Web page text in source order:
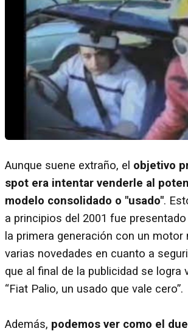
Aunque suene extraño, el objetivo
spot era intentar venderle al
modelo consolidado o "usado".
a principios del 2001 fue
la primera generación con un
varias novedades en cuanto a
que al final de la publicidad se logra
“Fiat Palio, un usado que vale cero”.
Además, podemos ver como el